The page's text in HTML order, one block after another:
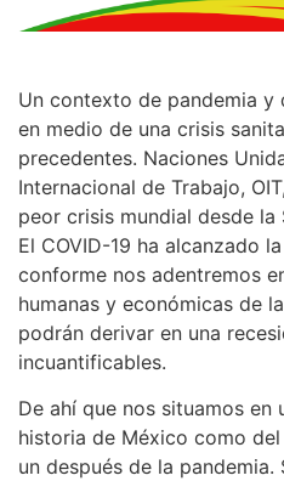
Un contexto de pandemia y
en medio de una crisis
precedentes. Naciones
Internacional de Trabajo,
peor crisis mundial desde la
El COVID-19 ha alcanzado
conforme nos adentremos
humanas y económicas de
podrán derivar en una
incuantificables.
De ahí que nos situamos
historia de México como
un después de la